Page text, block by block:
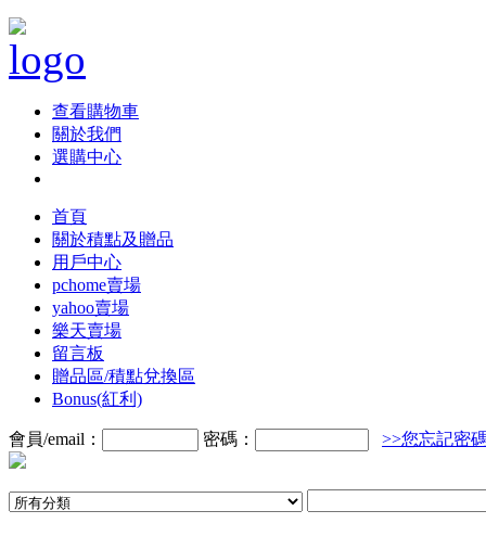
查看購物車
關於我們
選購中心
首頁
關於積點及贈品
用戶中心
pchome賣場
yahoo賣場
樂天賣場
留言板
贈品區/積點兌換區
Bonus(紅利)
會員/email： 密碼： >>您忘記密